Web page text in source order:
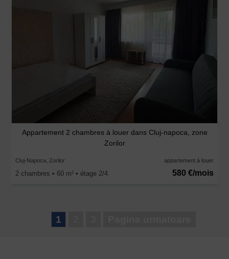
Appartement 2 chambres à louer dans Cluj-napoca, zone
Zorilor
Cluj-Napoca, Zorilor appartement à louer
2 chambres • 60 m2 • étage 2/4 580 €/mois
1